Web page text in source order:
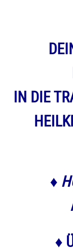
IN DIE
♦
♦